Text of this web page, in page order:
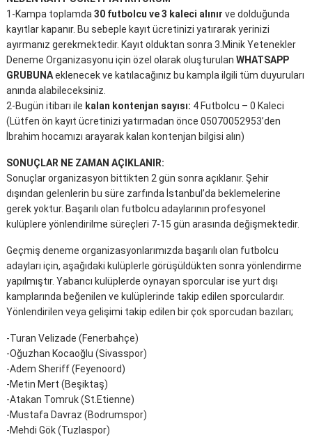
1-Kampa toplamda30 futbolcu ve 3 kaleci alınır ve dolduğunda
kayıtlar kapanır. Bu sebeple kayıt ücretinizi yatırarak yerinizi
ayırmanız gerekmektedir. Kayıt olduktan sonra 3.Minik Yetenekler
Deneme Organizasyonu için özel olarak oluşturulanWHATSAPP
GRUBUNAeklenecek ve katılacağınız bu kampla ilgili tüm duyuruları
anında alabileceksiniz.
2-Bugün itibarı ile kalan kontenjan sayısı: 4 Futbolcu – 0 Kaleci
(Lütfen ön kayıt ücretinizi yatırmadan önce 05070052953’den
İbrahim hocamızı arayarak kalan kontenjan bilgisi alın)
SONUÇLAR NE ZAMAN AÇIKLANIR:
Sonuçlar organizasyon bittikten 2 gün sonra açıklanır. Şehir
dışından gelenlerin bu süre zarfında İstanbul’da beklemelerine
gerek yoktur. Başarılı olan futbolcu adaylarının profesyonel
kulüplere yönlendirilme süreçleri 7-15 gün arasında değişmektedir.
Geçmiş deneme organizasyonlarımızda başarılı olan futbolcu
adayları için, aşağıdaki kulüplerle görüşüldükten sonra yönlendirme
yapılmıştır. Yabancı kulüplerde oynayan sporcular ise yurt dışı
kamplarında beğenilen ve kulüplerinde takip edilen sporculardır.
Yönlendirilen veya gelişimi takip edilen bir çok sporcudan bazıları;
-Turan Velizade (Fenerbahçe)
-Oğuzhan Kocaoğlu (Sivasspor)
-Adem Sheriff (Feyenoord)
-Metin Mert (Beşiktaş)
-Atakan Tomruk (St.Etienne)
-Mustafa Davraz (Bodrumspor)
-Mehdi Gök (Tuzlaspor)